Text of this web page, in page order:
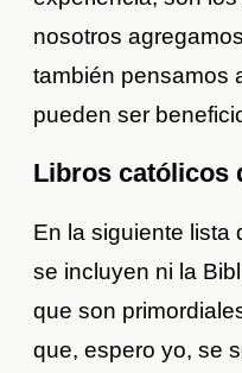
nosotros
también pensamos
pueden ser
Libros católicos
En la siguiente lista
se incluyen ni la
que son
que, espero yo, se